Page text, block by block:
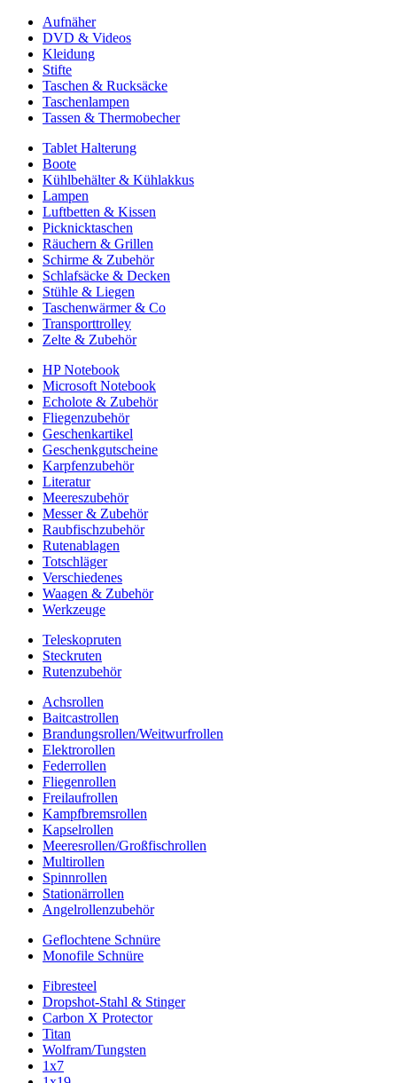
Aufnäher
DVD & Videos
Kleidung
Stifte
Taschen & Rucksäcke
Taschenlampen
Tassen & Thermobecher
Tablet Halterung
Boote
Kühlbehälter & Kühlakkus
Lampen
Luftbetten & Kissen
Picknicktaschen
Räuchern & Grillen
Schirme & Zubehör
Schlafsäcke & Decken
Stühle & Liegen
Taschenwärmer & Co
Transporttrolley
Zelte & Zubehör
HP Notebook
Microsoft Notebook
Echolote & Zubehör
Fliegenzubehör
Geschenkartikel
Geschenkgutscheine
Karpfenzubehör
Literatur
Meereszubehör
Messer & Zubehör
Raubfischzubehör
Rutenablagen
Totschläger
Verschiedenes
Waagen & Zubehör
Werkzeuge
Teleskopruten
Steckruten
Rutenzubehör
Achsrollen
Baitcastrollen
Brandungsrollen/Weitwurfrollen
Elektrorollen
Federrollen
Fliegenrollen
Freilaufrollen
Kampfbremsrollen
Kapselrollen
Meeresrollen/Großfischrollen
Multirollen
Spinnrollen
Stationärrollen
Angelrollenzubehör
Geflochtene Schnüre
Monofile Schnüre
Fibresteel
Dropshot-Stahl & Stinger
Carbon X Protector
Titan
Wolfram/Tungsten
1x7